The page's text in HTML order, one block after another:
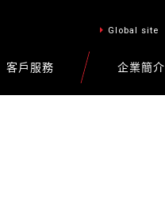
Global site
客戶服務 企業簡介